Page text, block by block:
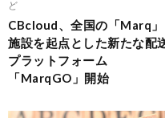
ど
CBcloud、全国の「Marq」
施設を起点とした新たな配
プラットフォーム
「MarqGO」開始